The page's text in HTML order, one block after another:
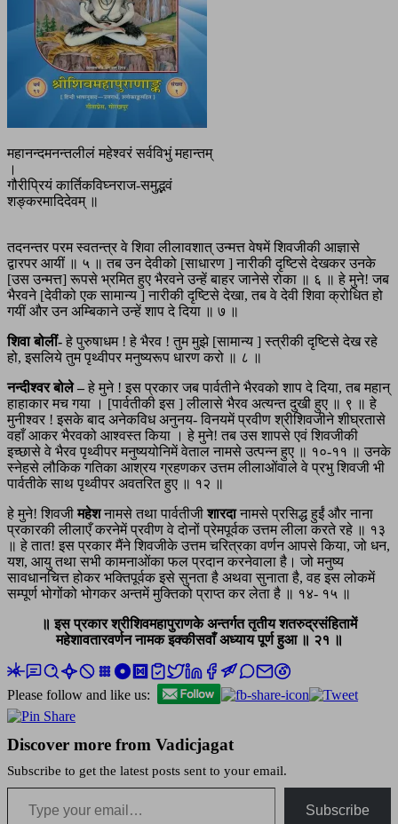
महानन्दमनन्तलीलं महेश्वरं सर्वविभुं महान्तम्
।
गौरीप्रियं कार्तिकविघ्नराज-समुद्भवं
शङ्करमादिदेवम् ॥
तदनन्तर परम स्वतन्त्र वे शिवा लीलावशात् उन्मत्त वेषमें शिवजीकी आज्ञासे
द्वारपर आयीं ॥ ५ ॥ तब उन देवीको [साधारण ] नारीकी दृष्टिसे देखकर उनके
[उस उन्मत्त] रूपसे भ्रमित हुए भैरवने उन्हें बाहर जानेसे रोका ॥ ६ ॥ हे मुने! जब
भैरवने [देवीको एक सामान्य ] नारीकी दृष्टिसे देखा, तब वे देवी शिवा क्रोधित हो
गयीं और उन अम्बिकाने उन्हें शाप दे दिया ॥ ७ ॥
शिवा बोलीं- हे पुरुषाधम ! हे भैरव ! तुम मुझे [सामान्य ] स्त्रीकी दृष्टिसे देख रहे
हो, इसलिये तुम पृथ्वीपर मनुष्यरूप धारण करो ॥ ८ ॥
नन्दीश्वर बोले – हे मुने ! इस प्रकार जब पार्वतीने भैरवको शाप दे दिया, तब महान्
हाहाकार मच गया । [पार्वतीकी इस ] लीलासे भैरव अत्यन्त दुखी हुए ॥ ९ ॥ हे
मुनीश्वर ! इसके बाद अनेकविध अनुनय- विनयमें प्रवीण श्रीशिवजीने शीघ्रतासे
वहाँ आकर भैरवको आश्वस्त किया । हे मुने! तब उस शापसे एवं शिवजीकी
इच्छासे वे भैरव पृथ्वीपर मनुष्ययोनिमें वेताल नामसे उत्पन्न हुए ॥ १०-११ ॥ उनके
स्नेहसे लौकिक गतिका आश्रय ग्रहणकर उत्तम लीलाओंवाले वे प्रभु शिवजी भी
पार्वतीके साथ पृथ्वीपर अवतरित हुए ॥ १२ ॥
हे मुने! शिवजीमहेशनामसे तथा पार्वतीजीशारदानामसे प्रसिद्ध हुईं और नाना
प्रकारकी लीलाएँ करनेमें प्रवीण वे दोनों प्रेमपूर्वक उत्तम लीला करते रहे ॥ १३
॥ हे तात! इस प्रकार मैंने शिवजीके उत्तम चरित्रका वर्णन आपसे किया, जो धन,
यश, आयु तथा सभी कामनाओंका फल प्रदान करनेवाला है। जो मनुष्य
सावधानचित्त होकर भक्तिपूर्वक इसे सुनता है अथवा सुनाता है, वह इस लोकमें
सम्पूर्ण भोगोंको भोगकर अन्तमें मुक्तिको प्राप्त कर लेता है ॥ १४- १५ ॥
॥ इस प्रकार श्रीशिवमहापुराणके अन्तर्गत तृतीय शतरुद्रसंहितामें
महेशावतारवर्णन नामक इक्कीसवाँ अध्याय पूर्ण हुआ ॥ २१ ॥
Please follow and like us:
Discover more from Vadicjagat
Subscribe to get the latest posts sent to your email.
Type your email…
Subscribe